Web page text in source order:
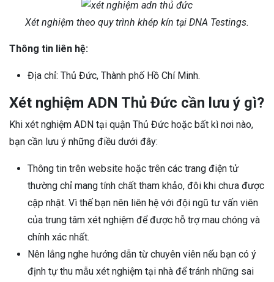
Xét nghiệm theo quy trình khép kín tại DNA Testings.
Thông tin liên hệ:
Địa chỉ: Thủ Đức, Thành phố Hồ Chí Minh.
Xét nghiệm ADN Thủ Đức cần lưu ý gì?
Khi xét nghiệm ADN tại quận Thủ Đức hoặc bất kì nơi nào,
bạn cần lưu ý những điều dưới đây:
Thông tin trên website hoặc trên các trang điện tử
thường chỉ mang tính chất tham khảo, đôi khi chưa được
cập nhật. Vì thế bạn nên liên hệ với đội ngũ tư vấn viên
của trung tâm xét nghiệm để được hỗ trợ mau chóng và
chính xác nhất.
Nên lắng nghe hướng dẫn từ chuyên viên nếu bạn có ý
định tự thu mẫu xét nghiệm tại nhà để tránh những sai